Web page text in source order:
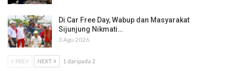
Di Car Free Day, Wabup dan Masyarakat
Sijunjung Nikmati…
3 Agu 2026
PREV NEXT 1 daripada 2